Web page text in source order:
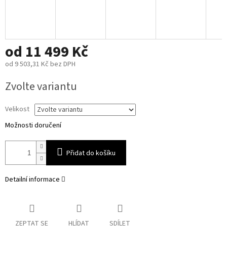
od 11 499 Kč
od 9 503,31 Kč bez DPH
cena:
Zvolte variantu
Velikost
Možnosti doručení
Přidat do košíku
Detailní informace
ZEPTAT SE HLÍDAT SDÍLET